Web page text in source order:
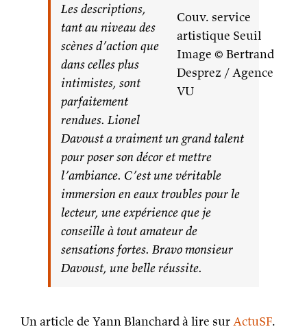
Couv. service
artistique Seuil
Image © Bertrand
Desprez / Agence
VU
Les descriptions,
tant au niveau des
scènes d’action que
dans celles plus
intimistes, sont
parfaitement
rendues. Lionel
Davoust a vraiment un grand talent
pour poser son décor et mettre
l’ambiance. C’est une véritable
immersion en eaux troubles pour le
lecteur, une expérience que je
conseille à tout amateur de
sensations fortes. Bravo monsieur
Davoust, une belle réussite.
Un article de Yann Blanchard à lire surActuSF.